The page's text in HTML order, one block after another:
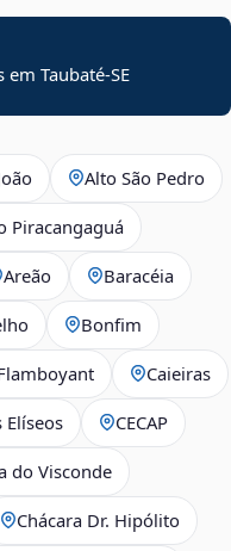
emTaubaté-SE
Alto São Pedro
Piracangaguá
Areão Baracéia
Bonfim
Caieiras
Elíseos CECAP
do Visconde
Chácara Dr. Hipólito